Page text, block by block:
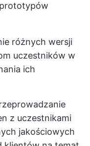
różnych wersji
uczestników w
ich
z uczestnikami
jakościowych